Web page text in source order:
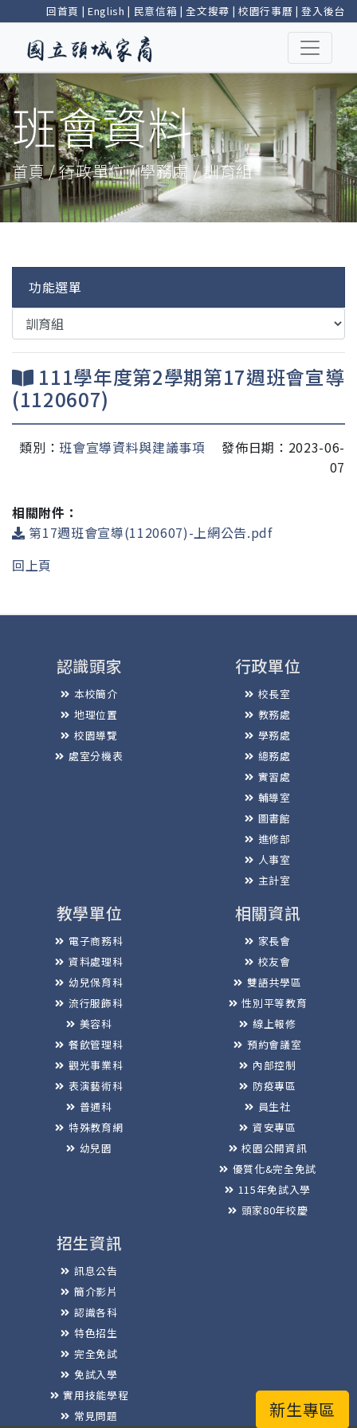
回首頁 | English | 民意信箱 |全文搜尋 | 校園行事曆 |登入後台
班會資料
首頁 / 行政單位 / 學務處 / 訓育組
功能選單
111學年度第2學期第17週班會宣導
(1120607)
類別： 班會宣導資料與建議事項
發佈日期：2023-06-
07
相關附件：
第17週班會宣導(1120607)-上網公告.pdf
回上頁
新生專區
認識頭家
本校簡介
地理位置
校園導覽
處室分機表
行政單位
校長室
教務處
學務處
總務處
實習處
輔導室
圖書館
進修部
人事室
主計室
教學單位
電子商務科
資料處理科
幼兒保育科
流行服飾科
美容科
餐飲管理科
觀光事業科
表演藝術科
普通科
特殊教育網
幼兒園
相關資訊
家長會
校友會
雙語共學區
性別平等教育
線上報修
預約會議室
內部控制
防疫專區
員生社
資安專區
校園公開資訊
優質化&完全免試
115年免試入學
頭家80年校慶
招生資訊
訊息公告
簡介影片
認識各科
特色招生
完全免試
免試入學
實用技能學程
常見問題